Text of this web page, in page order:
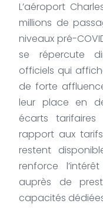
L’aéroport
millions de
niveaux pré-
se répercute
officiels qui
de forte
leur place en
écarts
rapport aux
restent
renforce
auprès de
capacités